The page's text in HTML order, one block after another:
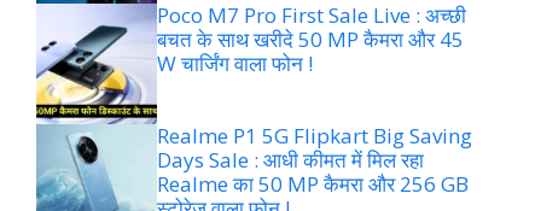
Poco M7 Pro First Sale Live : अच्छी
बचत के साथ खरीदे 50 MP कैमरा और 45
W चार्जिंग वाला फोन !
Realme P1 5G Flipkart Big Saving
Days Sale : आधी कीमत में मिल रहा
Realme का 50 MP कैमरा और 256 GB